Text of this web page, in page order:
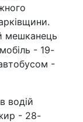
мешканець
- 19-
-
водій
- 28-